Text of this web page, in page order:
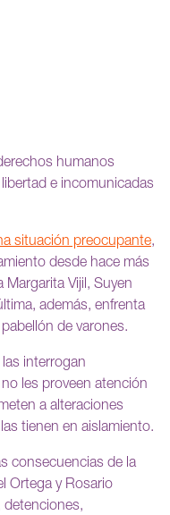
humanos
e incomunicadas
situación preocupante,
desde hace más
Margarita Vijil, Suyen
además, enfrenta
de varones.
interrogan
les proveen atención
a alteraciones
tienen en aislamiento.
consecuencias de la
Ortega y Rosario
detenciones,